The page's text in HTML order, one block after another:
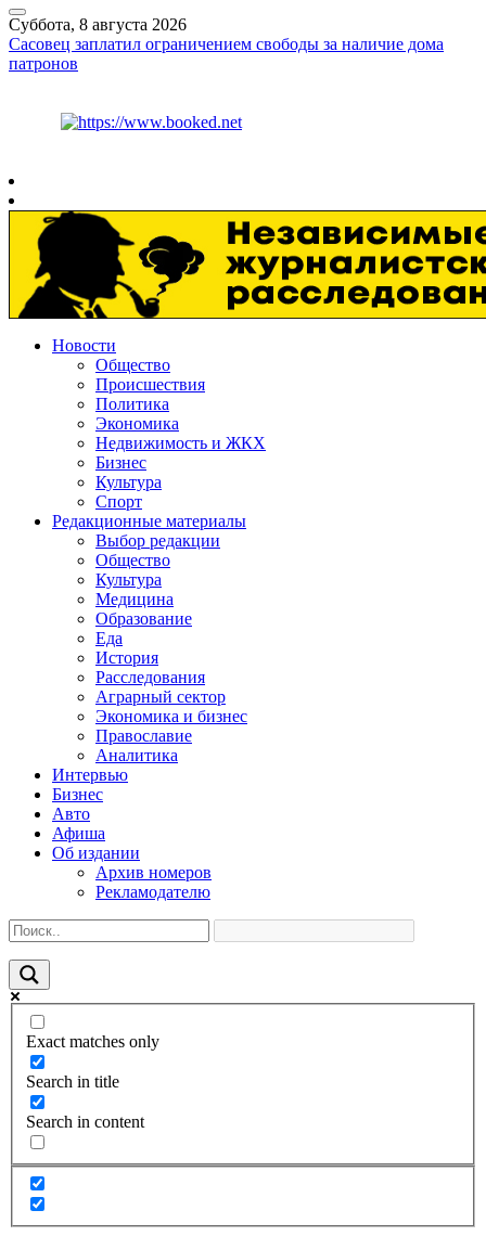
Суббота, 8 августа 2026
Сасовец заплатил ограничением свободы за наличие дома
патронов
Новости
Общество
Происшествия
Политика
Экономика
Недвижимость и ЖКХ
Бизнес
Культура
Спорт
Редакционные материалы
Выбор редакции
Общество
Культура
Медицина
Образование
Еда
История
Расследования
Аграрный сектор
Экономика и бизнес
Православие
Аналитика
Интервью
Бизнес
Авто
Афиша
Об издании
Архив номеров
Рекламодателю
Exact matches only
Search in title
Search in content